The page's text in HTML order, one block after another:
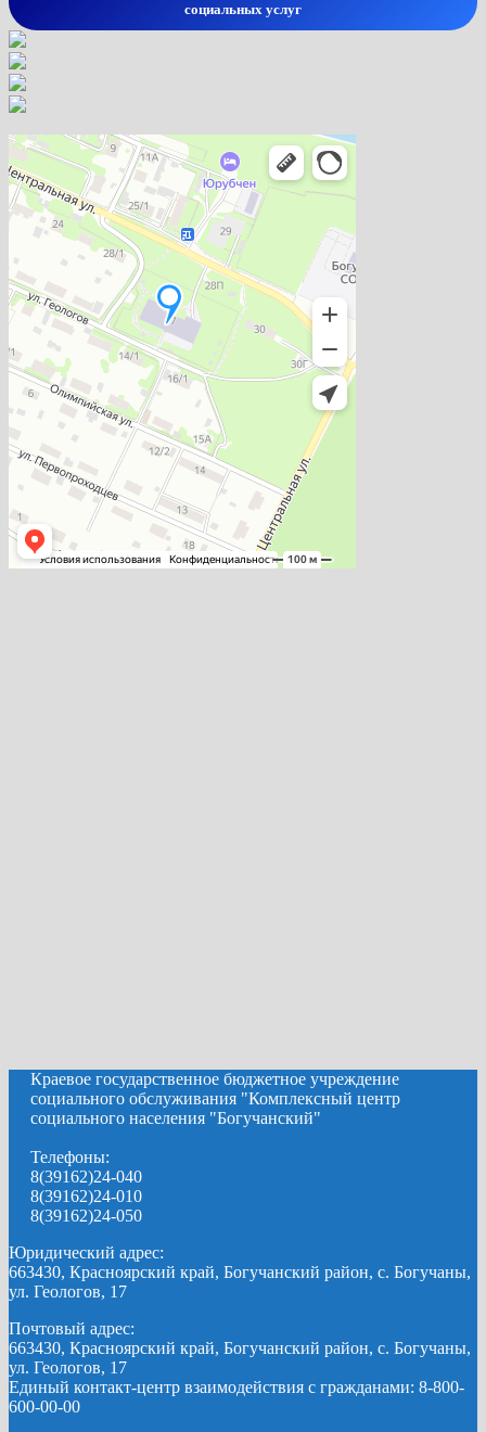
социальных услуг
Краевое государственное бюджетное учреждение
социального обслуживания "Комплексный центр
социального населения "Богучанский"
Телефоны:
8(39162)24-040
8(39162)24-010
8(39162)24-050
Юридический адрес:
663430, Красноярский край, Богучанский район, с. Богучаны,
ул. Геологов, 17
Почтовый адрес:
663430, Красноярский край, Богучанский район, с. Богучаны,
ул. Геологов, 17
Единый контакт-центр взаимодействия с гражданами: 8-800-
600-00-00